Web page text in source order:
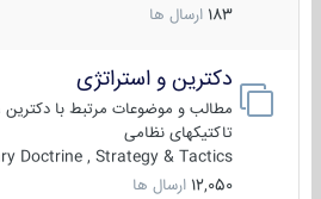
183 ارسال ها
دکترین و استراتژی
مطالب و موضوعات مرتبط با دکترین ،
تاکتیکهای نظامی
Doctrine , Strategy & Tactics
12,050 ارسال ها